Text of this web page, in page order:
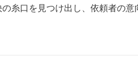
糸口を見つけ出し、依頼者の意